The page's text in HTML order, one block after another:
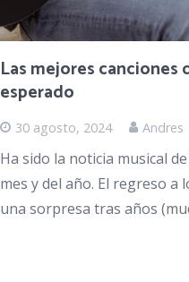
Las mejores canciones
esperado
30 agosto, 2024 Andres
Ha sido la noticia musical
mes y del año. El regreso a
una sorpresa tras años